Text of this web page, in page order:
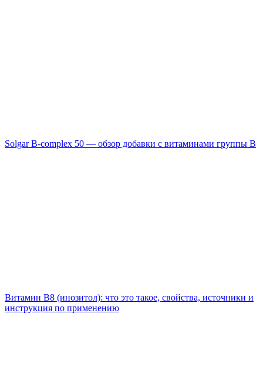
Solgar B-complex 50 — обзор добавки с витаминами группы B
Витамин B8 (инозитол): что это такое, свойства, источники и
инструкция по применению